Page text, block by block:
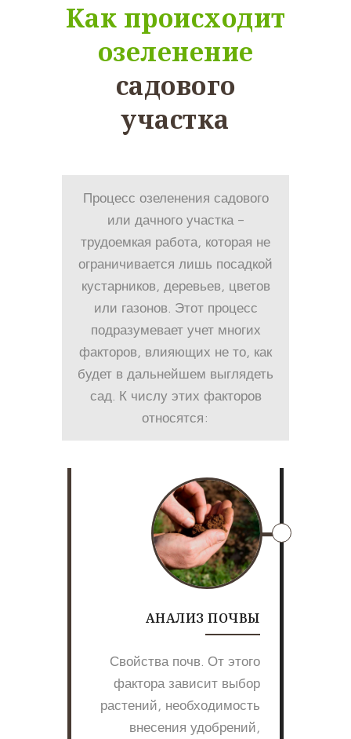
Как происходит
озеленение
садового
участка
Процесс озеленения садового
или дачного участка –
трудоемкая работа, которая не
ограничивается лишь посадкой
кустарников, деревьев, цветов
или газонов. Этот процесс
подразумевает учет многих
факторов, влияющих не то, как
будет в дальнейшем выглядеть
сад. К числу этих факторов
относятся:
АНАЛИЗ ПОЧВЫ
Свойства почв. От этого
фактора зависит выбор
растений, необходимость
внесения удобрений,